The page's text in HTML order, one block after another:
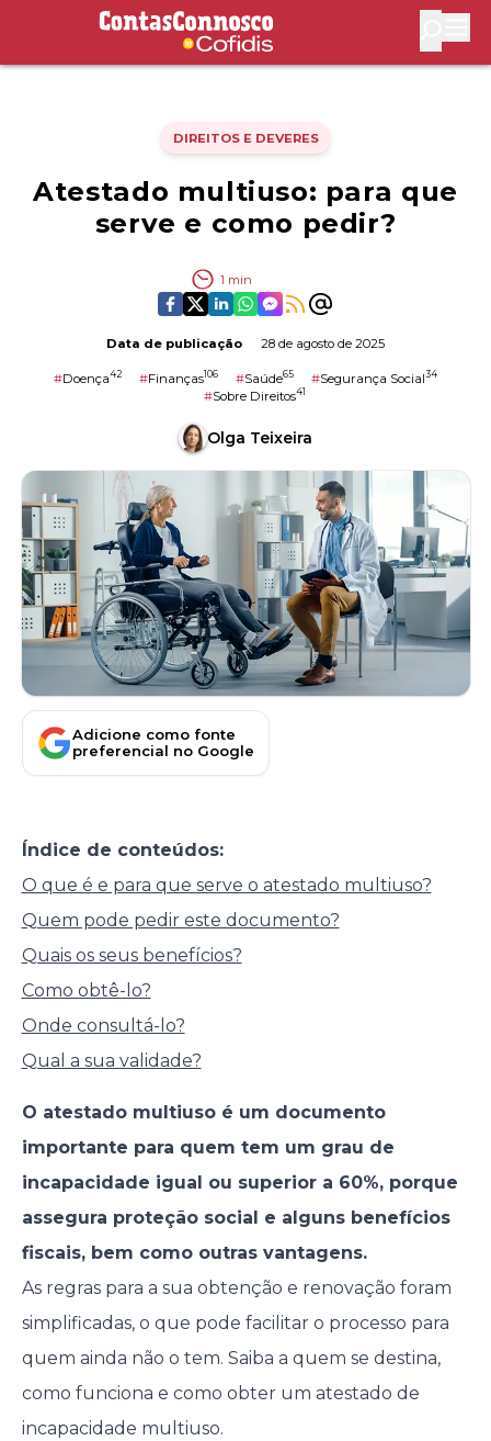
Contas Connosco by Cofidis
DIREITOS E DEVERES
Atestado multiuso: para que
serve e como pedir?
1 min
Data de publicação 28 de agosto de 2025
#Doença42 #Finanças106 #Saúde65 #Segurança Social34
#Sobre Direitos41
Olga Teixeira
Adicione como fonte
preferencial no Google
Índice de conteúdos:
O que é e para que serve o atestado multiuso?
Quem pode pedir este documento?
Quais os seus benefícios?
Como obtê-lo?
Onde consultá-lo?
Qual a sua validade?
O atestado multiuso é um documento
importante para quem tem um grau de
incapacidade igual ou superior a 60%, porque
assegura proteção social e alguns benefícios
fiscais, bem como outras vantagens.
As regras para a sua obtenção e renovação foram
simplificadas, o que pode facilitar o processo para
quem ainda não o tem. Saiba a quem se destina,
como funciona e como obter um atestado de
incapacidade multiuso.